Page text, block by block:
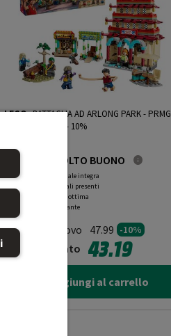
di
LEGO BATTAGLIA AD ARLONG PARK- PRMG
GRADING OOBN - 10%
MOLTO BUONO
: Confezione originale integra
: Accessori principali presenti
: Estetica prodotto ottima
: Prodotto funzionante
Prodotto Nuovo 47.99 -10%
Ricondizionato 43.19
Aggiungi al carrello